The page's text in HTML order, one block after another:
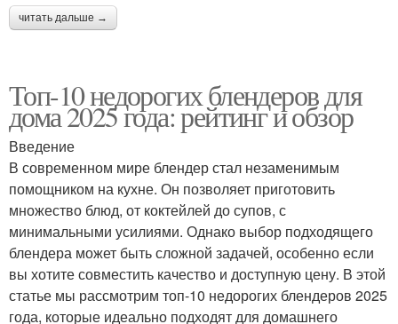
читать дальше →
Топ-10 недорогих блендеров для
дома 2025 года: рейтинг и обзор
Введение
В современном мире блендер стал незаменимым
помощником на кухне. Он позволяет приготовить
множество блюд, от коктейлей до супов, с
минимальными усилиями. Однако выбор подходящего
блендера может быть сложной задачей, особенно если
вы хотите совместить качество и доступную цену. В этой
статье мы рассмотрим топ-10 недорогих блендеров 2025
года, которые идеально подходят для домашнего